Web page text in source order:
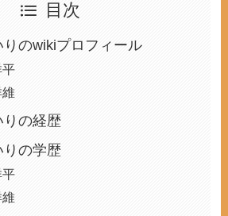
目次
のwikiプロフィール
平
りの経歴
りの学歴
平